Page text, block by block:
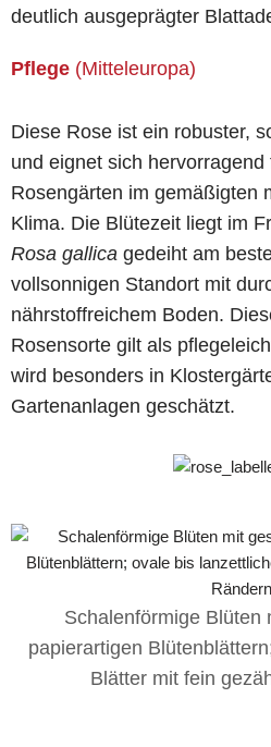
deutlich ausgeprägter
Pflege (Mitteleuropa)
Diese Rose ist ein robuster,
und eignet sich
Rosengärten im gemäßigten
Klima. Die Blütezeit liegt im
Rosa gallica gedeiht am
vollsonnigen Standort mit
nährstoffreichem Boden.
Rosensorte gilt als
wird besonders in
Gartenanlagen geschätzt.
Schalenförmige Blüten
papierartigen
Blätter mit fein